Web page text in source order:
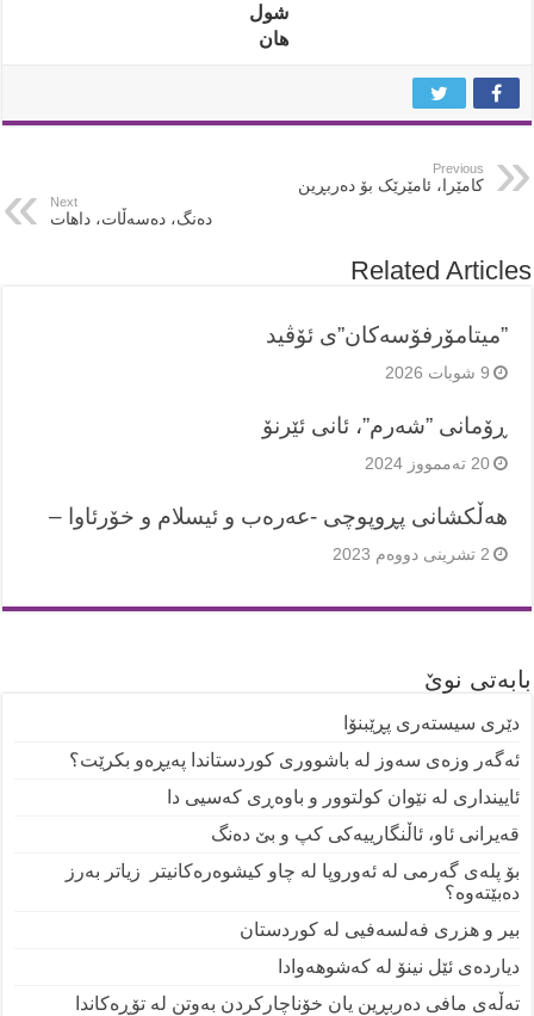
شول
هان
Previous
کامێرا، ئامێرێک بۆ دەربڕین
Next
دەنگ، دەسەڵات، داهات
Related Articles
”میتامۆرفۆسەکان”ی ئۆڤید
9 شوبات 2026
ڕۆمانی ”شەرم”، ئانی ئێرنۆ
20 تەممووز 2024
هەڵکشانی پڕوپوچی -عەرەب و ئیسلام و خۆرئاوا –
2 تشرینی دووەم 2023
بابەتی نوێ
دێری سیستەری پڕێبنۆا
ئەگەر وزەی سەوز لە باشووری کوردستاندا پەیڕەو بکرێت؟
ئایینداری لە نێوان کولتوور و باوەڕی کەسیی دا
قەیرانی ئاو، ئاڵنگارییەکی کپ و بێ دەنگ
بۆ پلەی گەرمی لە ئەوروپا لە چاو کیشوەرەکانیتر زیاتر بەرز
دەبێتەوە؟
بیر و هزری فەلسەفیی لە کوردستان
دیاردەی ئێل نینۆ لە کەشوهەوادا
تەڵەی مافی دەربڕین یان خۆناچارکردن بەوتن لە تۆڕەکاندا